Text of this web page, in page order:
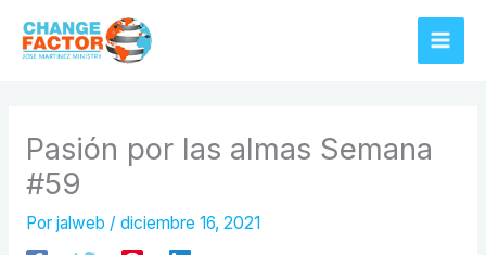
contenido
Pasión por las almas Semana
#59
Por jalweb / diciembre 16, 2021